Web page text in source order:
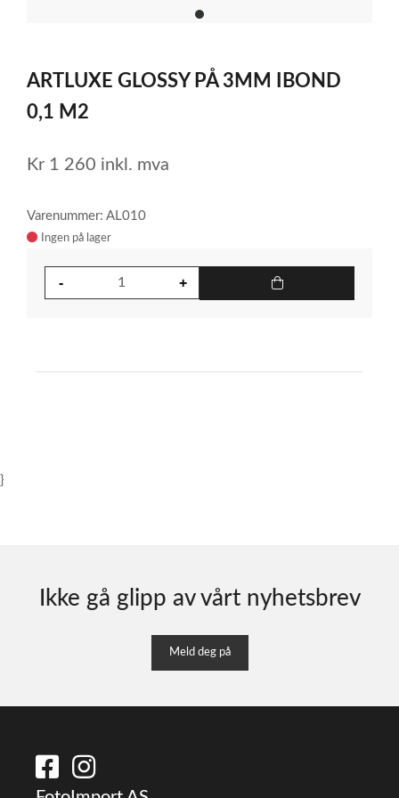
item
of
1
ARTLUXE GLOSSY PÅ 3MM IBOND
0,1 M2
Kr 1 260 inkl. mva
Varenummer: AL010
Ingen på lager
}
Ikke gå glipp av vårt nyhetsbrev
Meld deg på